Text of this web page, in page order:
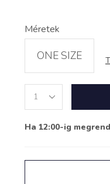
Méretek
ONE SIZE
Nadrágszoknya
övvel
Ha 12:00-ig